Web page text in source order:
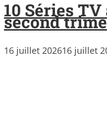
10 Séries
second
16 juillet 202616 juillet